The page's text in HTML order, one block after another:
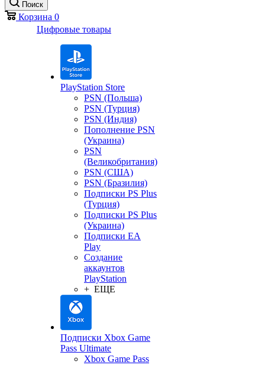
Поиск
Корзина 0
Цифровые товары
PlayStation Store
PSN (Польша)
PSN (Турция)
PSN (Индия)
Пополнение PSN
(Украина)
PSN
(Великобритания)
PSN (США)
PSN (Бразилия)
Подписки PS Plus
(Турция)
Подписки PS Plus
(Украина)
Подписки EA
Play
Создание
аккаунтов
PlayStation
+ ЕЩЕ
Подписки Xbox Game
Pass Ultimate
Xbox Game Pass